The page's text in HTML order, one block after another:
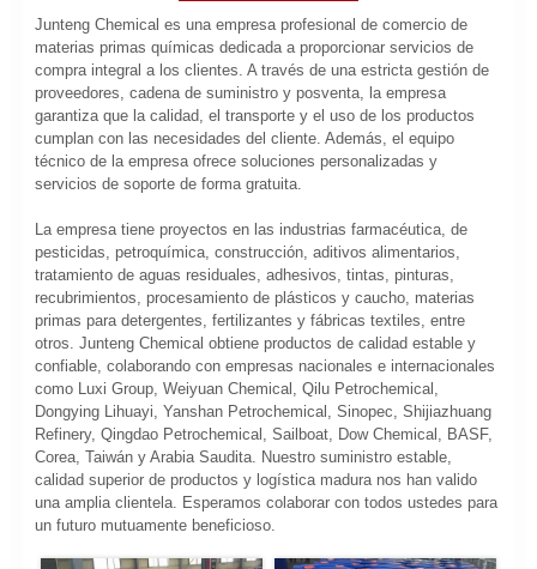
Junteng Chemical es una empresa profesional de comercio de
materias primas químicas dedicada a proporcionar servicios de
compra integral a los clientes. A través de una estricta gestión de
proveedores, cadena de suministro y posventa, la empresa
garantiza que la calidad, el transporte y el uso de los productos
cumplan con las necesidades del cliente. Además, el equipo
técnico de la empresa ofrece soluciones personalizadas y
servicios de soporte de forma gratuita.
La empresa tiene proyectos en las industrias farmacéutica, de
pesticidas, petroquímica, construcción, aditivos alimentarios,
tratamiento de aguas residuales, adhesivos, tintas, pinturas,
recubrimientos, procesamiento de plásticos y caucho, materias
primas para detergentes, fertilizantes y fábricas textiles, entre
otros. Junteng Chemical obtiene productos de calidad estable y
confiable, colaborando con empresas nacionales e internacionales
como Luxi Group, Weiyuan Chemical, Qilu Petrochemical,
Dongying Lihuayi, Yanshan Petrochemical, Sinopec, Shijiazhuang
Refinery, Qingdao Petrochemical, Sailboat, Dow Chemical, BASF,
Corea, Taiwán y Arabia Saudita. Nuestro suministro estable,
calidad superior de productos y logística madura nos han valido
una amplia clientela. Esperamos colaborar con todos ustedes para
un futuro mutuamente beneficioso.